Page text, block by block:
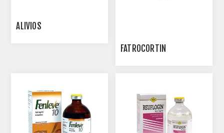
ALIVIOS
FATROCORTIN